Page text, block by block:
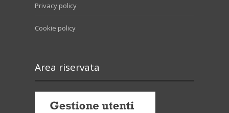
Privacy policy
Cookie policy
Area riservata